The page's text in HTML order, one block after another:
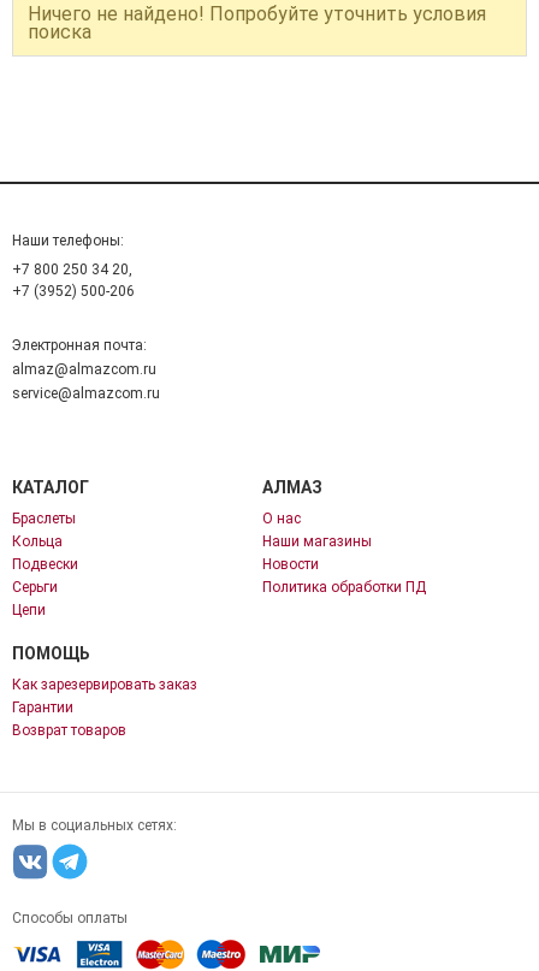
Ничего не найдено! Попробуйте уточнить условия
поиска
Наши телефоны:
+7 800 250 34 20,
+7 (3952) 500-206
Электронная почта:
almaz@almazcom.ru
service@almazcom.ru
КАТАЛОГ
Браслеты
Кольца
Подвески
Серьги
Цепи
АЛМАЗ
О нас
Наши магазины
Новости
Политика обработки ПД
ПОМОЩЬ
Как зарезервировать заказ
Гарантии
Возврат товаров
Мы в социальных сетях:
Способы оплаты